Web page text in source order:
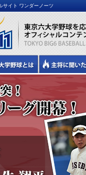
サイト ワンダーノーツ